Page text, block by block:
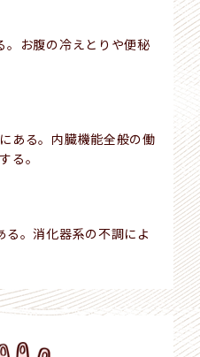
。お腹の冷えとりや便秘
ある。内臓機能全般の働
る。
る。消化器系の不調によ